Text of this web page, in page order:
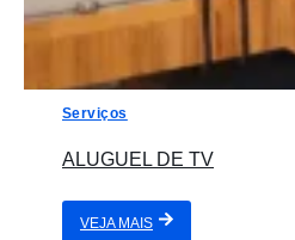
Serviços
ALUGUEL DE TV
VEJA MAIS